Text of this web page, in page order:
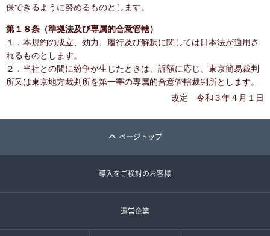
保できるように努めるものとします。
第１８条（準拠法及び専属的合意管轄）
１．本規約の成立、効力、履行及び解釈に関しては日本法が適用さ
れるものとします。
２．当社との間に紛争が生じたときは、訴額に応じ、東京簡易裁判
所又は東京地方裁判所を第一審の専属的合意管轄裁判所とします。
改定 令和３年４月１日
ページトップ
導入をご検討のお客様
運営企業